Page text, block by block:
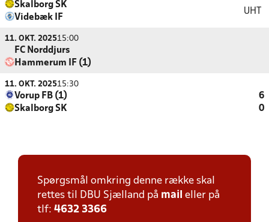
Skalborg SK
Videbæk IF
UHT
11. OKT. 202515:00
FC Norddjurs
Hammerum IF (1)
11. OKT. 202515:30
Vorup FB (1)
6
Skalborg SK
0
Spørgsmål omkring denne række skal
rettes til DBU Sjælland på mail eller på
tlf: 4632 3366